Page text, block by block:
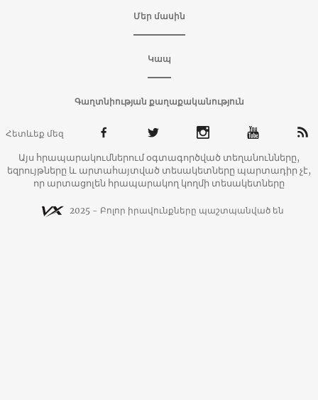
Մեր մասին
Կապ
Գաղտնիության քաղաքականություն
Հետևեք մեզ
Այս հրապարակումներում օգտագործված տեղանունները,
եզրույթները և արտահայտված տեսակետները պարտադիր չէ,
որ արտացոլեն հրապարակող կողմի տեսակետները
2025 - Բոլոր իրավունքները պաշտպանված են